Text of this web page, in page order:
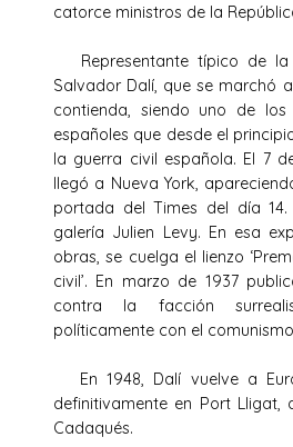
catorce ministros de la
Representante típico de la
Salvador Dalí, que se marchó
contienda, siendo uno de los
españoles que desde el
la guerra civil española. El 7
llegó a Nueva York,
portada del Times del día
galería Julien Levy. En esa
obras, se cuelga el lienzo
civil’. En marzo de 1937
contra la facción
políticamente con el
En 1948, Dalí vuelve a
definitivamente en Port
Cadaqués.